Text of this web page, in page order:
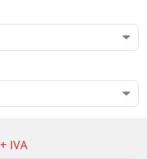
+ IVA